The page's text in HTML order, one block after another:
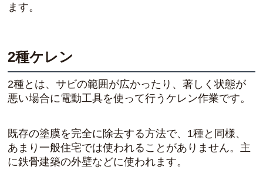
ます。
2種ケレン
2種とは、サビの範囲が広かったり、著しく状態が
悪い場合に電動工具を使って行うケレン作業です。
既存の塗膜を完全に除去する方法で、1種と同様、
あまり一般住宅では使われることがありません。主
に鉄骨建築の外壁などに使われます。